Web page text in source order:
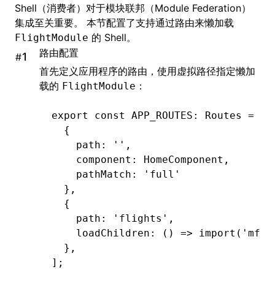
Shell（消费者）对于模块联邦（Module Federation）
集成至关重要。 本节配置了支持通过路由来懒加载
FlightModule 的 Shell。
#
路由配置
首先定义应用程序的路由，使用虚拟路径指定懒加
载的 FlightModule ：
export const APP_ROUTES : Routes =
  {
    path
: '' ,
    component
: HomeComponent ,
    pathMatch
:
'full'
  }
,
  {
    path
: 'flights' ,
    loadChildren
: () => import (
  }
,
];